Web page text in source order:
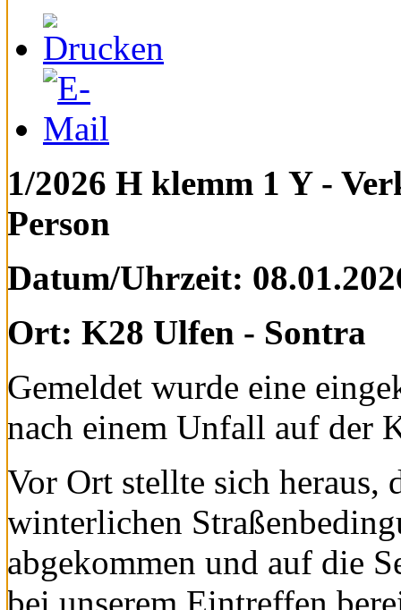
1/2026 H klemm 1 Y -
Person
Datum/Uhrzeit:
Ort: K28 Ulfen - Sontra
Gemeldet wurde eine
nach einem Unfall auf der
Vor Ort stellte sich heraus,
winterlichen
abgekommen und auf die